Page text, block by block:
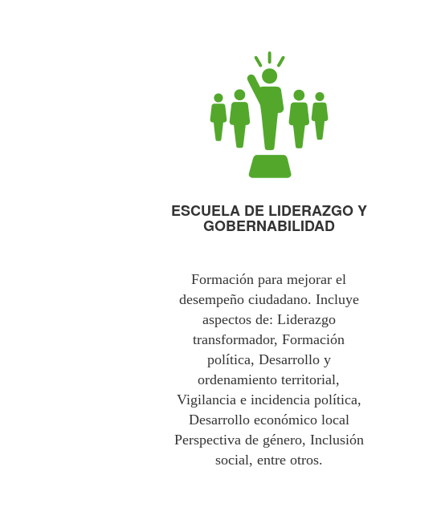
ESCUELA DE LIDERAZGO Y
GOBERNABILIDAD
Formación para mejorar el
desempeño ciudadano. Incluye
aspectos de: Liderazgo
transformador, Formación
política, Desarrollo y
ordenamiento territorial,
Vigilancia e incidencia política,
Desarrollo económico local
Perspectiva de género, Inclusión
social, entre otros.